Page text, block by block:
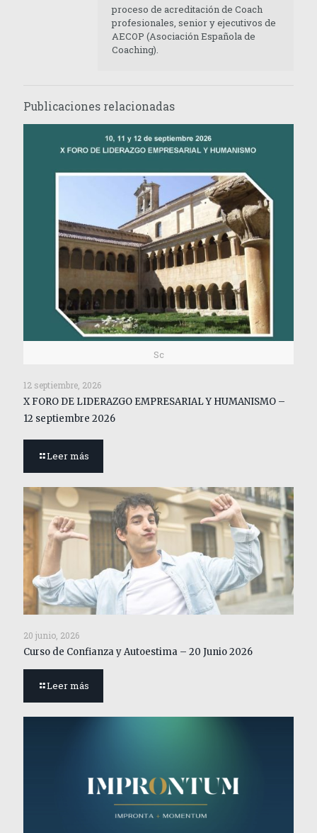
proceso de acreditación de Coach
profesionales, senior y ejecutivos de
AECOP (Asociación Española de
Coaching).
Publicaciones relacionadas
Sc
12 septiembre, 2026
X FORO DE LIDERAZGO EMPRESARIAL Y HUMANISMO –
12 septiembre 2026
Leer más
20 junio, 2026
Curso de Confianza y Autoestima – 20 Junio 2026
Leer más